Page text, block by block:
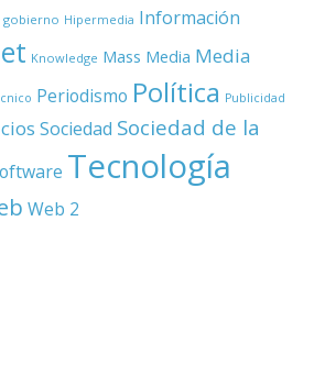
gobierno Hipermedia Información
Knowledge Mass Media Media
Periodismo Política Publicidad
Sociedad Sociedad de la
Tecnología
Web 2